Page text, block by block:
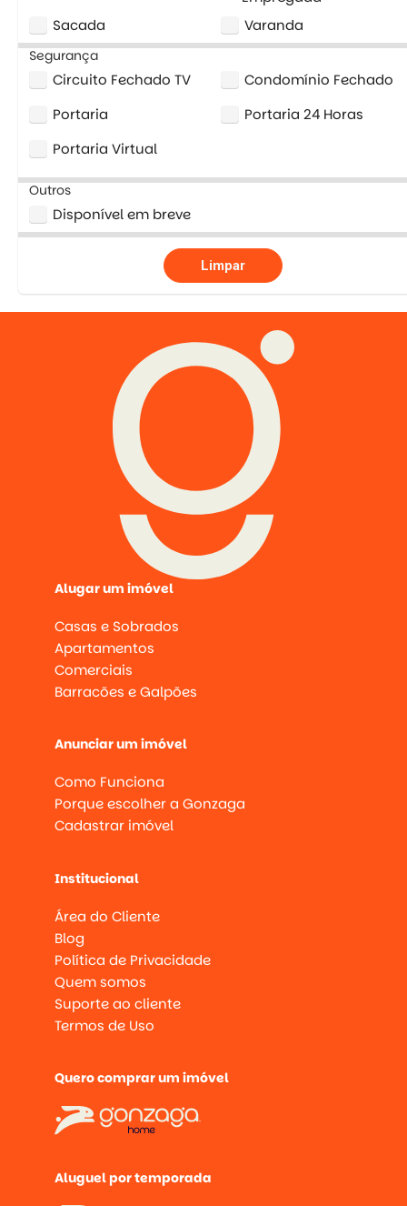
Sacada
Varanda
Segurança
Circuito Fechado TV
Condomínio Fechado
Portaria
Portaria 24 Horas
Portaria Virtual
Outros
Disponível em breve
Limpar
Alugar um imóvel
Casas e Sobrados
Apartamentos
Comerciais
Barracões e Galpões
Anunciar um imóvel
Como Funciona
Porque escolher a Gonzaga
Cadastrar imóvel
Institucional
Área do Cliente
Blog
Política de Privacidade
Quem somos
Suporte ao cliente
Termos de Uso
Quero comprar um imóvel
Aluguel por temporada